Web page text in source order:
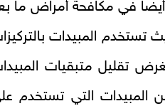
وأيضا في مكافحة أمراض ما
تستخدم المبيدات
تقليل متبقيات
من المبيدات التي تستخدم